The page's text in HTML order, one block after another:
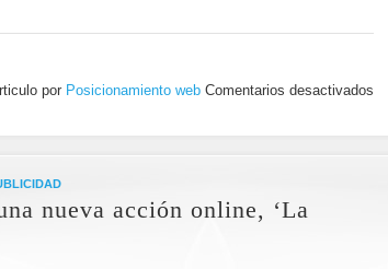
por Posicionamiento web Comentarios desactivados
nueva acción online, ‘La